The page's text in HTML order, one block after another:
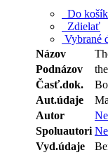
Do
Zdielať
Vybrané
Názov
Podnázov
Časť.dok.
Aut.údaje
Autor
Spoluautori
Vyd.údaje